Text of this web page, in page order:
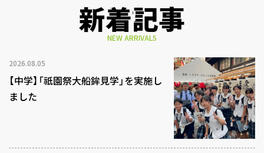
新着記事
NEW ARRIVALS
2026.08.05
【中学】「祇園祭大船鉾見学」を実施し
ました